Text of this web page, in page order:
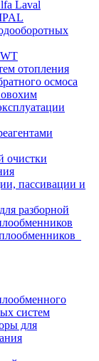
Laval
отопления
осмоса
очистки
пассивации и
разборной
систем
для